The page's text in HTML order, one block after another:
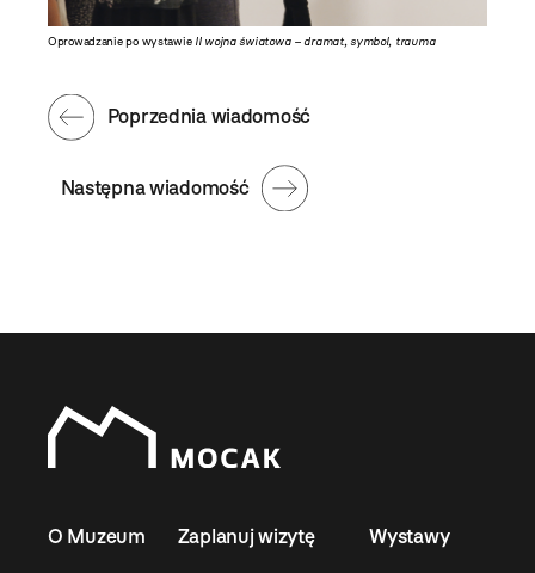
Oprowadzanie po wystawie II wojna światowa – dramat, symbol, trauma
Następna wiadomość
Poprzednia wiadomość
O Muzeum Zaplanuj wizytę Wystawy